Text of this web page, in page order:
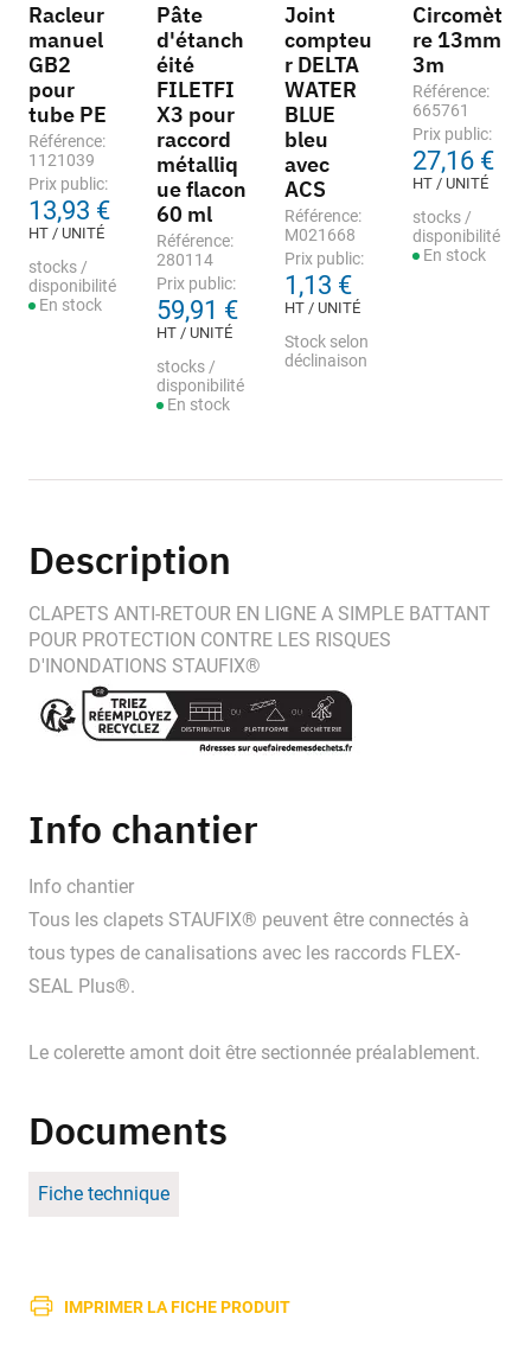
Racleur
manuel
GB2
pour
tube PE
Référence:
1121039
Prix public:
13,93 €
HT / UNITÉ
stocks /
disponibilité
En stock
Pâte
d'étanch
éité
FILETFI
X3 pour
raccord
métalliq
ue flacon
60 ml
Référence:
280114
Prix public:
59,91 €
HT / UNITÉ
stocks /
disponibilité
En stock
Joint
compteu
r DELTA
WATER
BLUE
bleu
avec
ACS
Référence:
M021668
Prix public:
1,13 €
HT / UNITÉ
Stock selon
déclinaison
Circomèt
re 13mm
3m
Référence:
665761
Prix public:
27,16 €
HT / UNITÉ
stocks /
disponibilité
En stock
Description
CLAPETS ANTI-RETOUR EN LIGNE A SIMPLE BATTANT
POUR PROTECTION CONTRE LES RISQUES
D'INONDATIONS STAUFIX®
Info chantier
Info chantier
Tous les clapets STAUFIX® peuvent être connectés à
tous types de canalisations avec les raccords FLEX-
SEAL Plus®.
Le colerette amont doit être sectionnée préalablement.
Documents
Fiche technique
IMPRIMER LA FICHE PRODUIT